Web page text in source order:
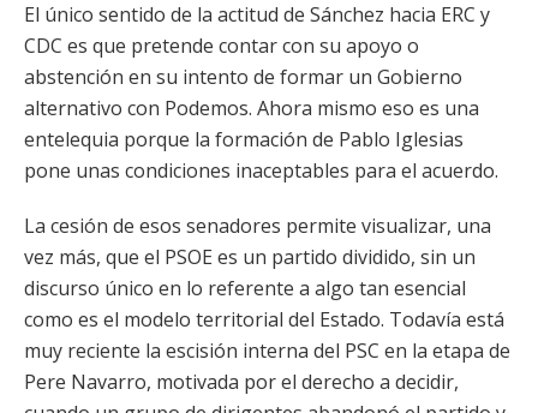
El único sentido de la actitud de Sánchez hacia ERC y
CDC es que pretende contar con su apoyo o
abstención en su intento de formar un Gobierno
alternativo con Podemos. Ahora mismo eso es una
entelequia porque la formación de Pablo Iglesias
pone unas condiciones inaceptables para el acuerdo.
La cesión de esos senadores permite visualizar, una
vez más, que el PSOE es un partido dividido, sin un
discurso único en lo referente a algo tan esencial
como es el modelo territorial del Estado. Todavía está
muy reciente la escisión interna del PSC en la etapa de
Pere Navarro, motivada por el derecho a decidir,